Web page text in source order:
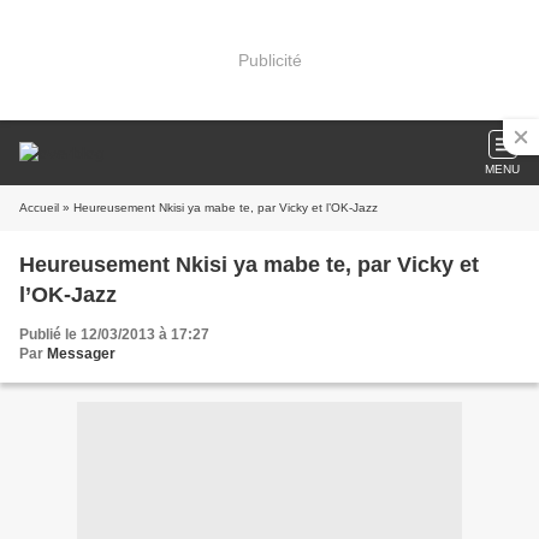
Publicité
MENU
Accueil » Heureusement Nkisi ya mabe te, par Vicky et l’OK-Jazz
Heureusement Nkisi ya mabe te, par Vicky et
l’OK-Jazz
Publié le 12/03/2013 à 17:27
Par Messager